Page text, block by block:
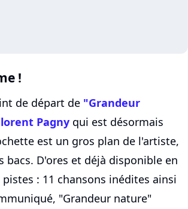
!
de départ de "Grandeur
Pagny qui est désormais
est un gros plan de l'artiste,
bacs. D'ores et déjà disponible en
: 11 chansons inédites ainsi
"Grandeur nature"